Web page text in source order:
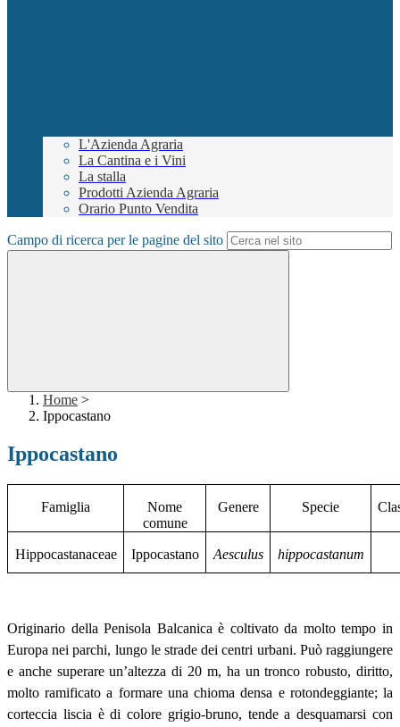
L'Azienda Agraria
La Cantina e i Vini
La stalla
Prodotti Azienda Agraria
Orario Punto Vendita
Campo di ricerca per le pagine del sito
Home >
Ippocastano
Ippocastano
Famiglia
Nome
comune
Genere Specie
Hippocastanaceae Ippocastano Aesculus hippocastanum
Originario della Penisola Balcanica è coltivato da molto tempo in
Europa nei parchi, lungo le strade dei centri urbani. Può raggiungere
e anche superare un’altezza di 20 m, ha un tronco robusto, diritto,
molto ramificato a formare una chioma densa e rotondeggiante; la
corteccia liscia è di colore grigio-bruno, tende a desquamarsi con